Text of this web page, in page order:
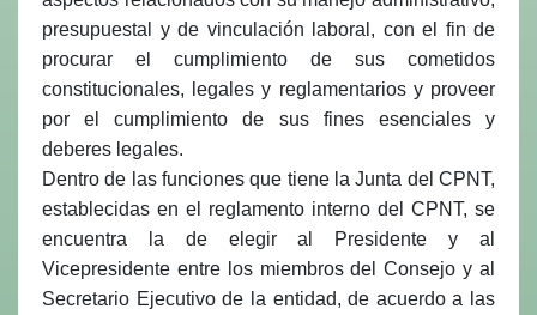
presupuestal y de vinculación laboral, con el fin de
procurar el cumplimiento de sus cometidos
constitucionales, legales y reglamentarios y proveer
por el cumplimiento de sus fines esenciales y
deberes legales.
Dentro de las funciones que tiene la Junta del CPNT,
establecidas en el reglamento interno del CPNT, se
encuentra la de elegir al Presidente y al
Vicepresidente entre los miembros del Consejo y al
Secretario Ejecutivo de la entidad, de acuerdo a las